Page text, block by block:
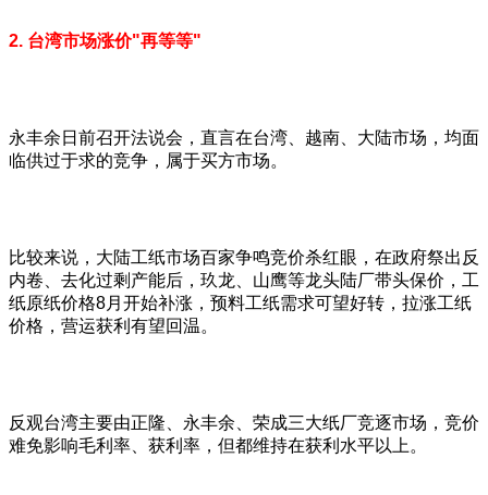
2. 台湾市场涨价"再等等"
永丰余日前召开法说会，直言在台湾、越南、大陆市场，均面
临供过于求的竞争，属于买方市场。
比较来说，大陆工纸市场百家争鸣竞价杀红眼，在政府祭出反
内卷、去化过剩产能后，玖龙、山鹰等龙头陆厂带头保价，工
纸原纸价格8月开始补涨，预料工纸需求可望好转，拉涨工纸
价格，营运获利有望回温。
反观台湾主要由正隆、永丰余、荣成三大纸厂竞逐市场，竞价
难免影响毛利率、获利率，但都维持在获利水平以上。